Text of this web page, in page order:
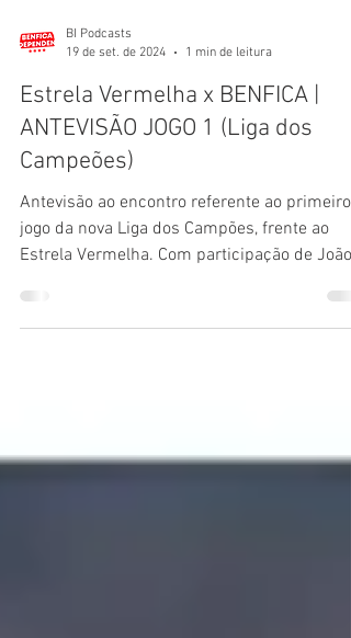
BI Podcasts
19 de set. de 2024
Estrela Vermelha x BENFICA |
ANTEVISÃO JOGO 1 (Liga dos
Campeões)
Antevisão ao encontro referente ao primeiro
jogo da nova Liga dos Campões, frente ao